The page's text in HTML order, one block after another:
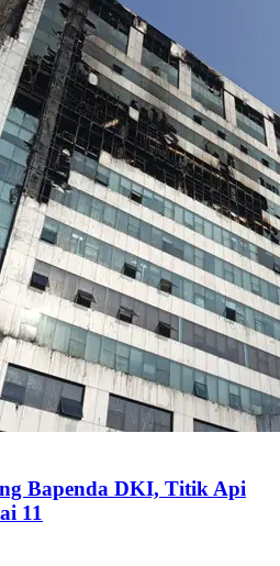
Bapenda DKI, Titik Api
11